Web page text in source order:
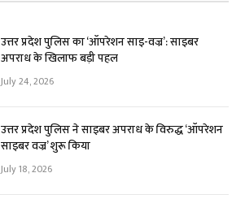
उत्तर प्रदेश पुलिस का ‘ऑपरेशन साइ-वज्र’: साइबर
अपराध के खिलाफ बड़ी पहल
July 24, 2026
उत्तर प्रदेश पुलिस ने साइबर अपराध के विरुद्ध ‘ऑपरेशन
साइबर वज्र’ शुरू किया
July 18, 2026